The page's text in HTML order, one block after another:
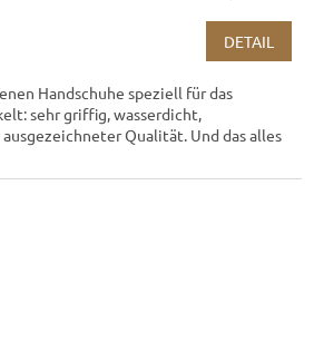
DETAIL
Handschuhe speziell für das
sehr griffig, wasserdicht,
Qualität. Und das alles